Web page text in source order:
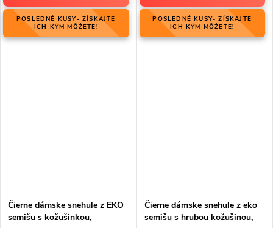
POSLEDNÉ KUSY- ZÍSKAJTE
ICH KÝM MÔŽETE!
Čierne dámske snehule z EKO
semišu s kožušinkou,
POSLEDNÉ KUSY- ZÍSKAJTE
ICH KÝM MÔŽETE!
Čierne dámske snehule z eko
semišu s hrubou kožušinou,